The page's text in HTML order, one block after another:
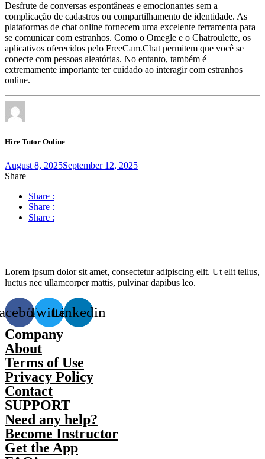
Desfrute de conversas espontâneas e emocionantes sem a
complicação de cadastros ou compartilhamento de identidade. As
plataformas de chat online fornecem uma excelente ferramenta para
se comunicar com estranhos. Como o Omegle e o Chatroulette, os
aplicativos oferecidos pelo FreeCam.Chat permitem que você se
conecte com pessoas aleatórias. No entanto, também é
extremamente importante ter cuidado ao interagir com estranhos
online.
Hire Tutor Online
August 8, 2025September 12, 2025
Share
Share :
Share :
Share :
Lorem ipsum dolor sit amet, consectetur adipiscing elit. Ut elit tellus,
luctus nec ullamcorper mattis, pulvinar dapibus leo.
TwitterLinkedin
Company
About
Terms of Use
Privacy Policy
Contact
SUPPORT
Need any help?
Become Instructor
Get the App